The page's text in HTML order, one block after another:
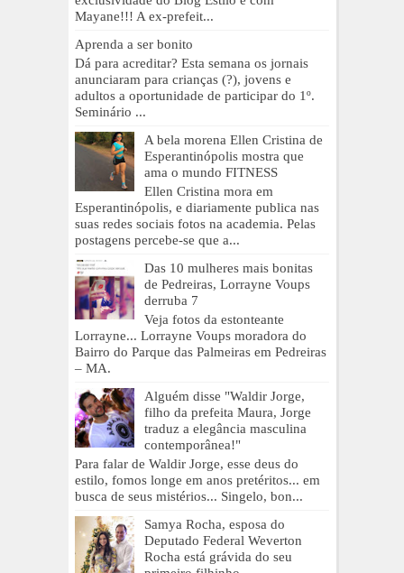
Mayane!!! A ex-prefeit...
Aprenda a ser bonito
Dá para acreditar? Esta semana os jornais
anunciaram para crianças (?), jovens e
adultos a oportunidade de participar do 1º.
Seminário ...
A bela morena Ellen Cristina de
Esperantinópolis mostra que
ama o mundo FITNESS
Ellen Cristina mora em
Esperantinópolis, e diariamente publica nas
suas redes sociais fotos na academia. Pelas
postagens percebe-se que a...
Das 10 mulheres mais bonitas
de Pedreiras, Lorrayne Voups
derruba 7
Veja fotos da estonteante
Lorrayne... Lorrayne Voups moradora do
Bairro do Parque das Palmeiras em Pedreiras
– MA.
Alguém disse "Waldir Jorge,
filho da prefeita Maura, Jorge
traduz a elegância masculina
contemporânea!"
Para falar de Waldir Jorge, esse deus do
estilo, fomos longe em anos pretéritos... em
busca de seus mistérios... Singelo, bon...
Samya Rocha, esposa do
Deputado Federal Weverton
Rocha está grávida do seu